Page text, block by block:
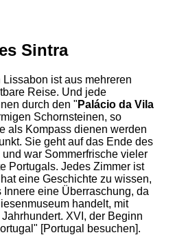
Sintra
ist aus mehreren
Reise. Und jede
durch den " Palácio da Vila
Schornsteinen, so
als Kompass dienen werden
Sie geht auf das Ende des
war Sommerfrische vieler
Portugals. Jedes Zimmer ist
eine Geschichte zu wissen,
eine Überraschung, da
handelt, mit
XVI, der Beginn
[Portugal besuchen].